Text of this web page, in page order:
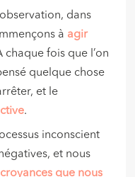
dans
à agir
chaque fois que l’on
quelque chose
et le
.
inconscient
et nous
que nous